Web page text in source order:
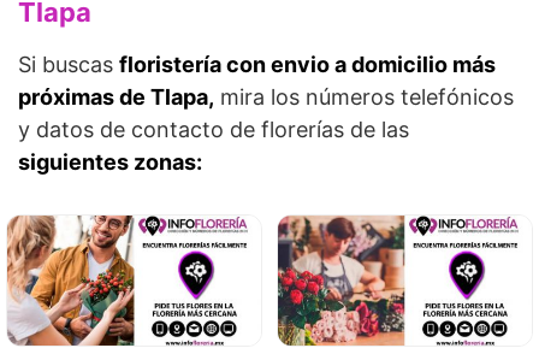
Tlapa
Si buscas floristería con envio a domicilio más
próximas de Tlapa, mira los números telefónicos
y datos de contacto de florerías de las
siguientes zonas: